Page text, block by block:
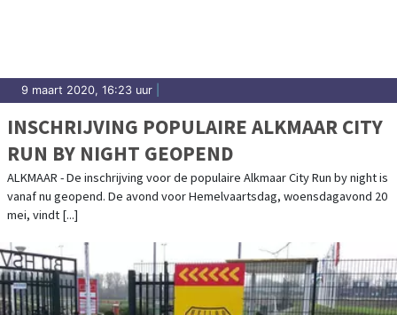
9 maart 2020, 16:23 uur
INSCHRIJVING POPULAIRE ALKMAAR CITY
RUN BY NIGHT GEOPEND
ALKMAAR - De inschrijving voor de populaire Alkmaar City Run by night is
vanaf nu geopend. De avond voor Hemelvaartsdag, woensdagavond 20
mei, vindt [...]